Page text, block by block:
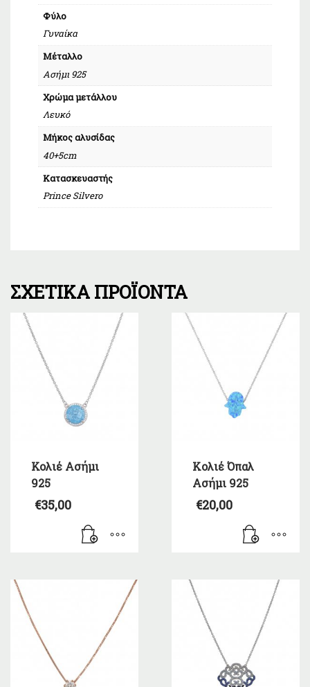
Φύλο
Γυναίκα
Μέταλλο
Ασήμι 925
Χρώμα μετάλλου
Λευκό
Μήκος αλυσίδας
40+5cm
Κατασκευαστής
Prince Silvero
ΣΧΕΤΙΚΆ ΠΡΟΪΌΝΤΑ
Κολιέ Ασήμι
925
€35,00
Kολιέ Όπαλ
Ασήμι 925
€20,00